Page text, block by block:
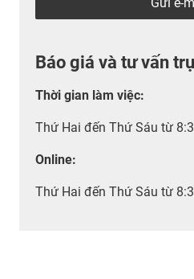
Gửi e-
Báo giá và tư vấn
Thời gian làm việc:
Thứ Hai đến Thứ Sáu từ
Online:
Thứ Hai đến Thứ Sáu từ